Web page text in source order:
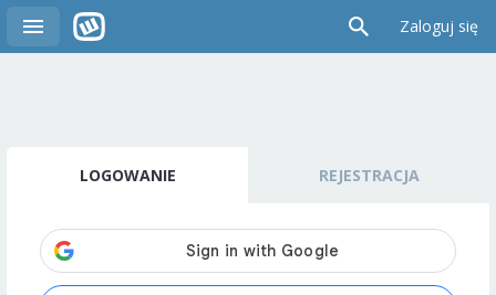
Zaloguj się
LOGOWANIE REJESTRACJA